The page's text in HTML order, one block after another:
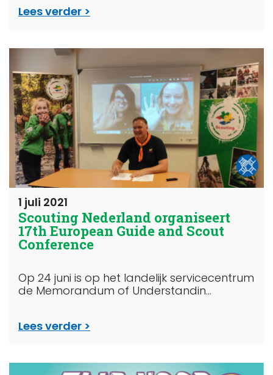
Lees verder
1 juli 2021
Scouting Nederland organiseert
17th European Guide and Scout
Conference
Op 24 juni is op het landelijk servicecentrum
de Memorandum of Understandin...
Lees verder